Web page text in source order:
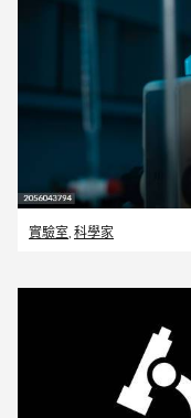
實驗室, 科學家